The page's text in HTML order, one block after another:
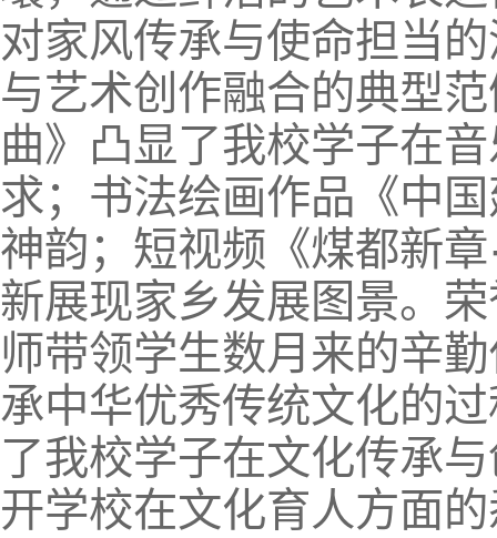
对家风传承与使命担当
与艺术创作融合的典型
曲》凸显了我校学子在
求；书法绘画作品《中
神韵；短视频《煤都新
新展现家乡发展图景。
师带领学生数月来的辛
承中华优秀传统文化的
了我校学子在文化传承
开学校在文化育人方面